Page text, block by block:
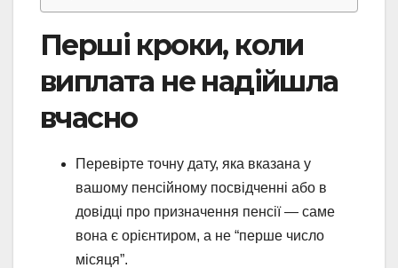
Перші кроки, коли
виплата не надійшла
вчасно
Перевірте точну дату, яка вказана у
вашому пенсійному посвідченні або в
довідці про призначення пенсії — саме
вона є орієнтиром, а не “перше число
місяця”.